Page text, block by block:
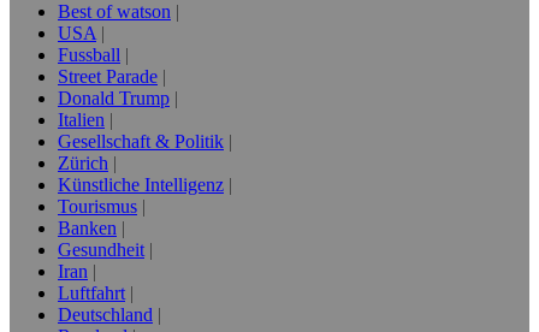
Best of watson
USA
Fussball
Street Parade
Donald Trump
Italien
Gesellschaft & Politik
Zürich
Künstliche Intelligenz
Tourismus
Banken
Gesundheit
Iran
Luftfahrt
Deutschland